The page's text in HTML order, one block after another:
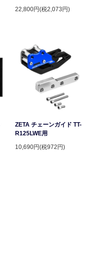
22,800円(税2,073円)
ZETA チェーンガイド TT-
R125LWE用
10,690円(税972円)